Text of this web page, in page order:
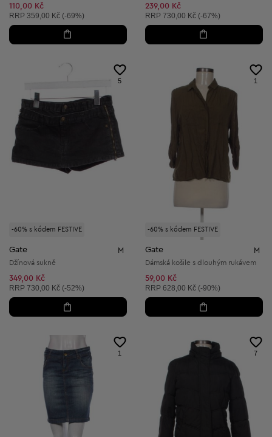
Snížená cena:
110,00 Kč
Doporučená cena:
RRP 359,00 Kč (-69%)
239,00 Kč
Doporučená cena:
RRP 730,00 Kč (-67%)
-60% s kódem FESTIVE
5
Gate M
Džínová sukně
349,00 Kč
Doporučená cena:
RRP 730,00 Kč (-52%)
-60% s kódem FESTIVE
1
Gate M
Dámská košile s dlouhým rukávem
59,00 Kč
Doporučená cena:
RRP 628,00 Kč (-90%)
1 7